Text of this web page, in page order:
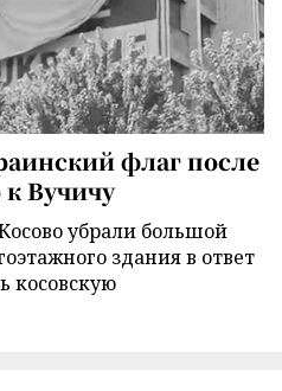
флаг после
к Вучичу
убрали большой
здания в ответ
косовскую